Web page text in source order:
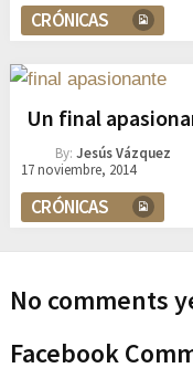
CRÓNICAS
Un final
By: Jesús Vázquez
17 noviembre, 2014
CRÓNICAS
No comments
Facebook